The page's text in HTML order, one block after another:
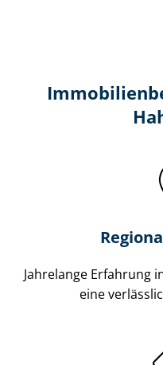
Jahrelange Erfahrung
eine